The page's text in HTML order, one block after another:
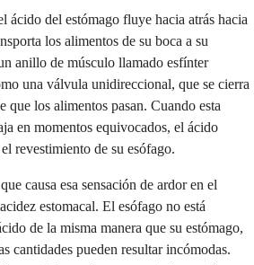
ácido del estómago fluye hacia atrás hacia
los alimentos de su boca a su
anillo de músculo llamado esfínter
una válvula unidireccional, que se cierra
que los alimentos pasan. Cuando esta
en momentos equivocados, el ácido
revestimiento de su esófago.
causa esa sensación de ardor en el
estomacal. El esófago no está
de la misma manera que su estómago,
cantidades pueden resultar incómodas.